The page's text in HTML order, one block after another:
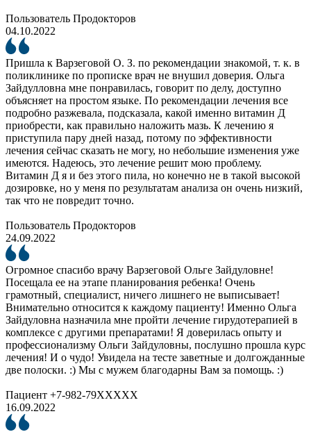
Пользователь Продокторов
04.10.2022
Пришла к Варзеговой О. З. по рекомендации знакомой, т. к. в
поликлинике по прописке врач не внушил доверия. Ольга
Зайдулловна мне понравилась, говорит по делу, доступно
объясняет на простом языке. По рекомендации лечения все
подробно разжевала, подсказала, какой именно витамин Д
приобрести, как правильно наложить мазь. К лечению я
приступила пару дней назад, потому по эффективности
лечения сейчас сказать не могу, но небольшие изменения уже
имеются. Надеюсь, это лечение решит мою проблему.
Витамин Д я и без этого пила, но конечно не в такой высокой
дозировке, но у меня по результатам анализа он очень низкий,
так что не повредит точно.
Пользователь Продокторов
24.09.2022
Огромное спасибо врачу Варзеговой Ольге Зайдуловне!
Посещала ее на этапе планирования ребенка! Очень
грамотный, специалист, ничего лишнего не выписывает!
Внимательно относится к каждому пациенту! Именно Ольга
Зайдуловна назначила мне пройти лечение гирудотерапией в
комплексе с другими препаратами! Я доверилась опыту и
профессионализму Ольги Зайдуловны, послушно прошла курс
лечения! И о чудо! Увидела на тесте заветные и долгожданные
две полоски. :) Мы с мужем благодарны Вам за помощь. :)
Пациент +7-982-79XXXXX
16.09.2022